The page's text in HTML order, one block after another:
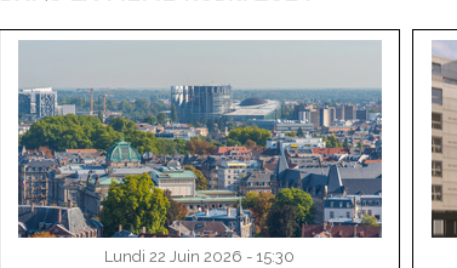
Lundi 22 Juin 2026 - 15:30